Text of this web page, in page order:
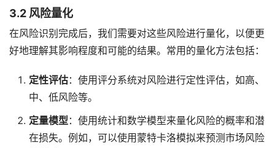
3.2 风险量化
在风险识别完成后，我们需要对这些风险进行量化，以便更
好地理解其影响程度和可能的结果。常用的量化方法包括：
定性评估：使用评分系统对风险进行定性评估，如高、
中、低风险等。
定量模型 ：使用统计和数学模型来量化风险的概率和潜
在损失。例如，可以使用蒙特卡洛模拟来预测市场风险